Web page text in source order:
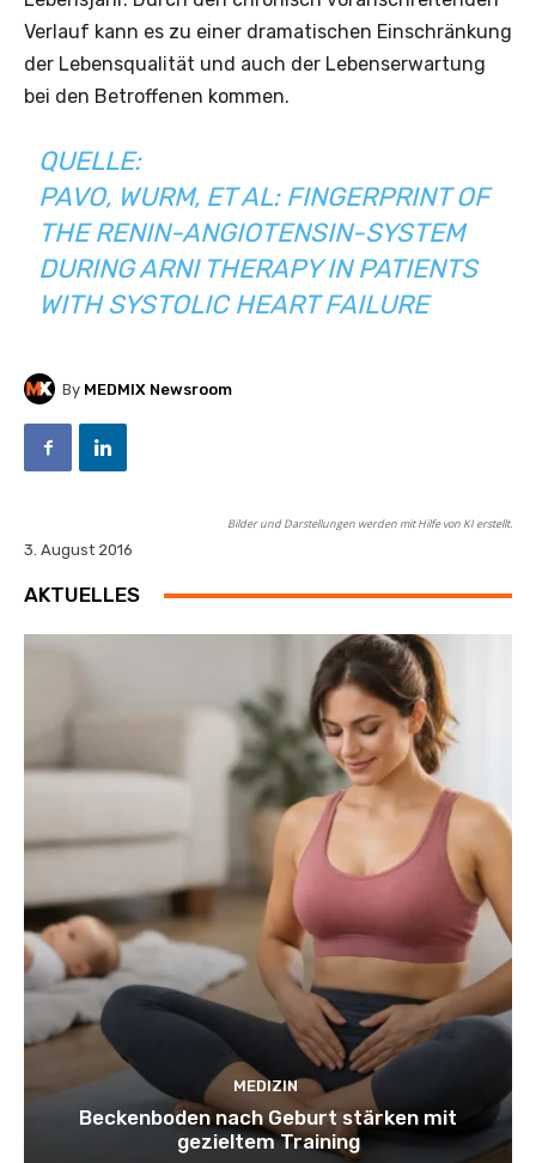
Verlauf kann es zu einer dramatischen Einschränkung
der Lebensqualität und auch der Lebenserwartung
bei den Betroffenen kommen.
QUELLE:
PAVO, WURM, ET AL: FINGERPRINT OF
THE RENIN-ANGIOTENSIN-SYSTEM
DURING ARNI THERAPY IN PATIENTS
WITH SYSTOLIC HEART FAILURE
By MEDMIX Newsroom
Bilder und Darstellungen werden mit Hilfe von KI erstellt.
3. August 2016
AKTUELLES
MEDIZIN
Beckenboden nach Geburt stärken mit
gezieltem Training